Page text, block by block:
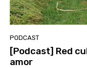
PODCAST
[Podcast] Red
amor